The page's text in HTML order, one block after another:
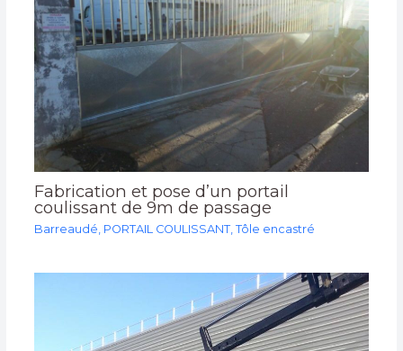
Fabrication et pose d’un portail
coulissant de 9m de passage
Barreaudé, PORTAIL COULISSANT, Tôle encastré